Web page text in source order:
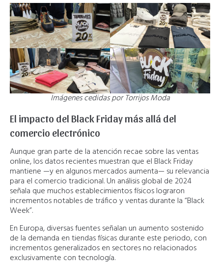
Imágenes cedidas por Torrijos Moda
El impacto del Black Friday más allá del
comercio electrónico
Aunque gran parte de la atención recae sobre las ventas
online, los datos recientes muestran que el Black Friday
mantiene —y en algunos mercados aumenta— su relevancia
para el comercio tradicional. Un análisis global de 2024
señala que muchos establecimientos físicos lograron
incrementos notables de tráfico y ventas durante la “Black
Week”.
En Europa, diversas fuentes señalan un aumento sostenido
de la demanda en tiendas físicas durante este periodo, con
incrementos generalizados en sectores no relacionados
exclusivamente con tecnología.